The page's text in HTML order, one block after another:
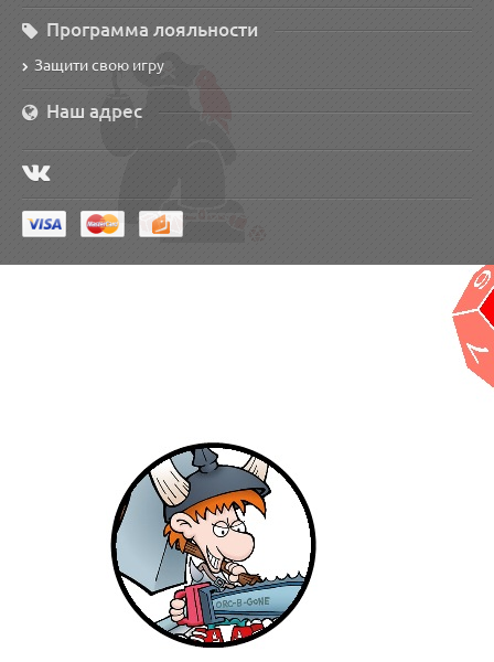
Программа лояльности
Защити свою игру
Наш адрес